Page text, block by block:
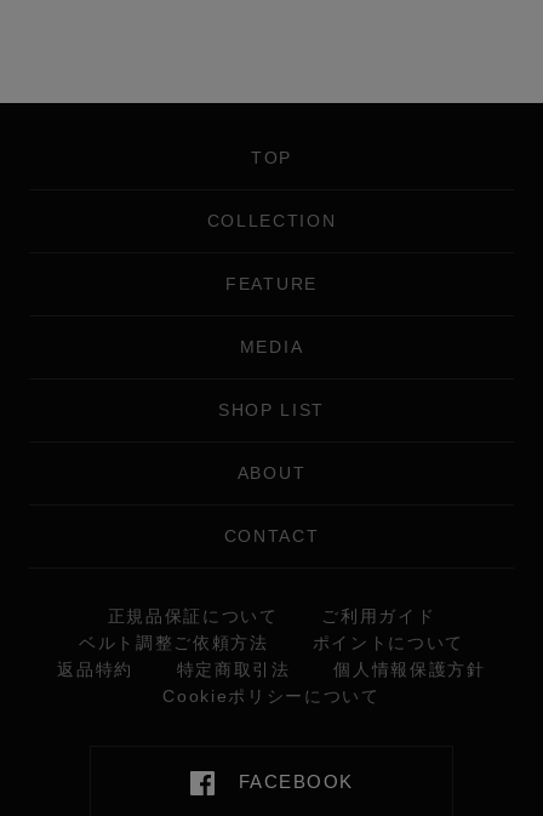
TOP
COLLECTION
FEATURE
MEDIA
SHOP LIST
ABOUT
CONTACT
正規品保証について
ご利用ガイド
ベルト調整ご依頼方法
ポイントについて
返品特約
特定商取引法
個人情報保護方針
Cookieポリシーについて
FACEBOOK